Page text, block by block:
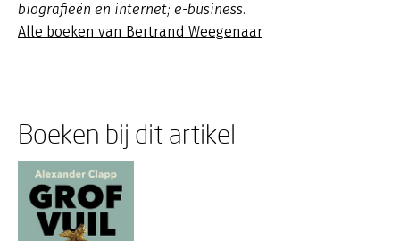
biografieën en internet; e-business.
Alle boeken van Bertrand Weegenaar
Boeken bij dit artikel